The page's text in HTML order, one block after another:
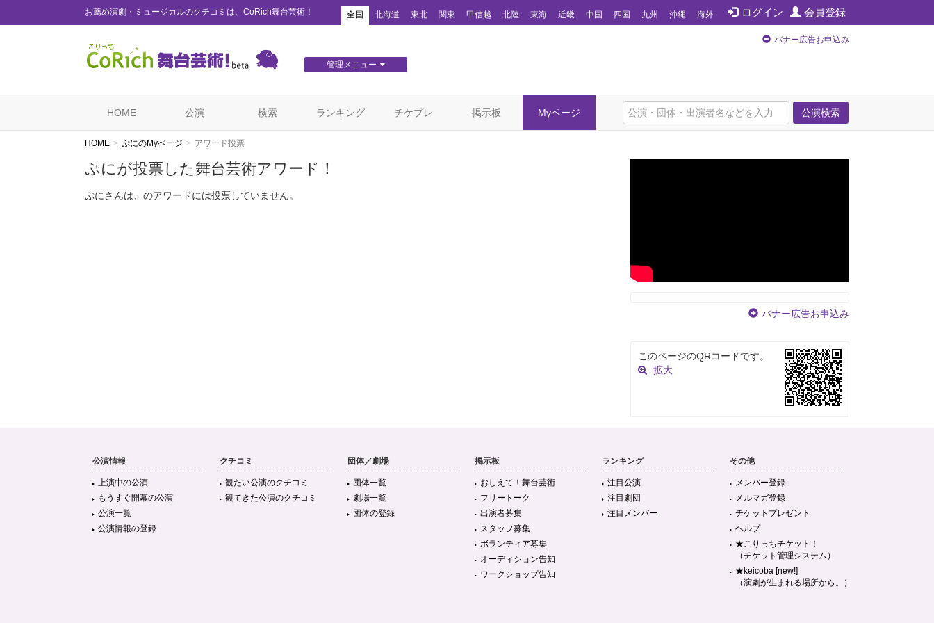
お薦め演劇・ミュージカルのクチコミは、CoRich舞台芸術！ ログイン 会員登録
全国 北海道 東北 関東 甲信越 北陸 東海 近畿 中国 四国 九州 沖縄 海外
管理メニュー
バナー広告お申込み
公演検索
HOME 公演 検索 ランキング チケプレ 掲示板 Myページ
HOME ぷにのMyページ アワード投票
ぷにが投票した舞台芸術アワード！
ぷにさんは、のアワードには投票していません。
バナー広告お申込み
このページのQRコードです。
拡大
公演情報
上演中の公演
もうすぐ開幕の公演
公演一覧
公演情報の登録
クチコミ
観たい公演のクチコミ
観てきた公演のクチコミ
団体／劇場
団体一覧
劇場一覧
団体の登録
掲示板
おしえて！舞台芸術
フリートーク
出演者募集
スタッフ募集
ボランティア募集
オーディション告知
ワークショップ告知
ランキング
注目公演
注目劇団
注目メンバー
その他
メンバー登録
メルマガ登録
チケットプレゼント
ヘルプ
★こりっちチケット！
（チケット管理システム）
★keicoba [new!]
（演劇が生まれる場所から。）